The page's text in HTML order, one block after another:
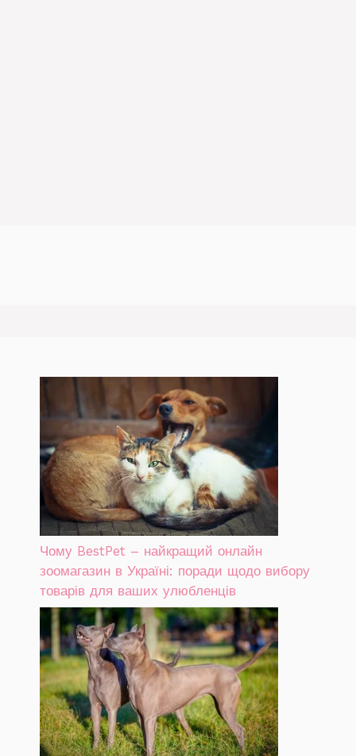
Чому BestPet – найкращий онлайн
зоомагазин в Україні: поради щодо вибору
товарів для ваших улюбленців